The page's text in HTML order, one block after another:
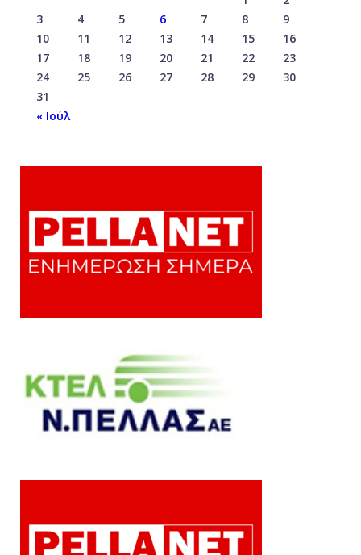
3
4 5 6 7 8
9
10
11 12 13 14 15
16
17
18 19 20 21 22
23
24
25 26 27 28 29
30
31
« Ιούλ